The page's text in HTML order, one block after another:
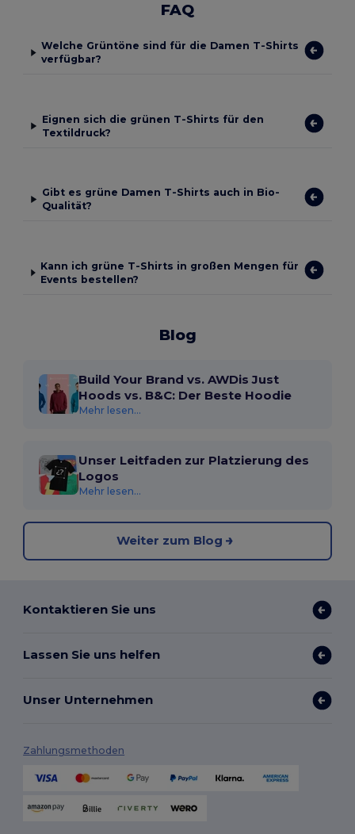
FAQ
Welche Grüntöne sind für die Damen T-Shirts
verfügbar?
Eignen sich die grünen T-Shirts für den
Textildruck?
Gibt es grüne Damen T-Shirts auch in Bio-
Qualität?
Kann ich grüne T-Shirts in großen Mengen für
Events bestellen?
Blog
Build Your Brand vs. AWDis Just
Hoods vs. B&C: Der Beste Hoodie
Mehr lesen...
Unser Leitfaden zur Platzierung des
Logos
Mehr lesen...
Weiter zum Blog
Kontaktieren Sie uns
Lassen Sie uns helfen
Unser Unternehmen
Zahlungsmethoden